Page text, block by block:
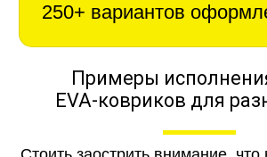
250+ вариантов
Примеры
EVA-ковриков для